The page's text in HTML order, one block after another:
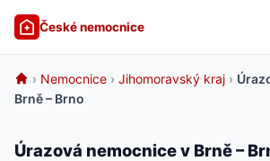
České nemocnice
› Nemocnice › Jihomoravský kraj ›
Brně – Brno
Úrazová nemocnice v Brně –